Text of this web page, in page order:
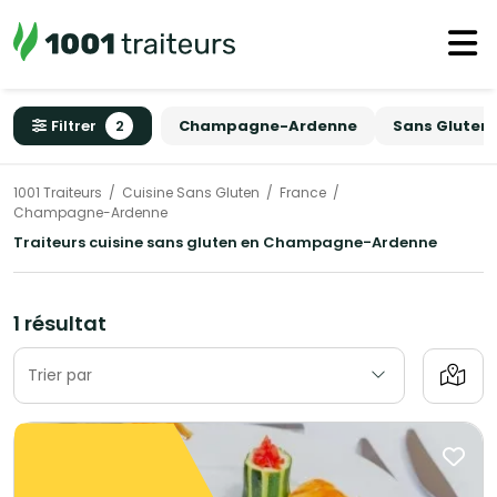
Filtrer 2 Champagne-Ardenne Sans Gluten
1001 Traiteurs Cuisine Sans Gluten
France
Champagne-Ardenne
Traiteurs cuisine sans gluten en Champagne-Ardenne
1 résultat
Trier par